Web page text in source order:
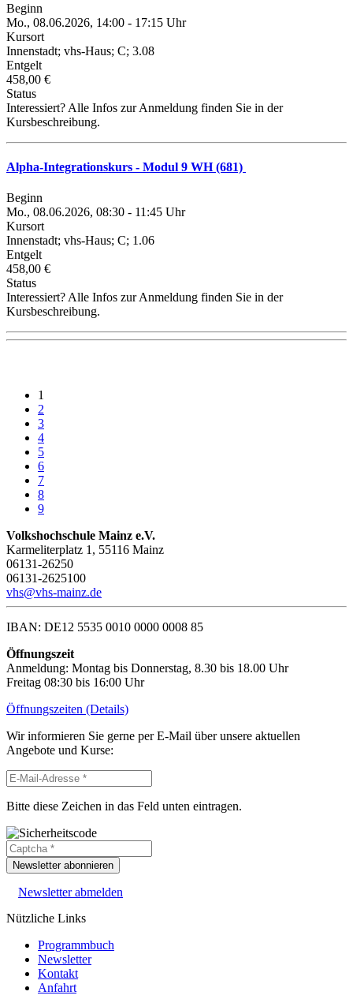
Beginn
Mo., 08.06.2026, 14:00 - 17:15 Uhr
Kursort
Innenstadt; vhs-Haus; C; 3.08
Entgelt
458,00 €
Status
Interessiert? Alle Infos zur Anmeldung finden Sie in der
Kursbeschreibung.
Alpha-Integrationskurs - Modul 9 WH (681)
Beginn
Mo., 08.06.2026, 08:30 - 11:45 Uhr
Kursort
Innenstadt; vhs-Haus; C; 1.06
Entgelt
458,00 €
Status
Interessiert? Alle Infos zur Anmeldung finden Sie in der
Kursbeschreibung.
1
2
3
4
5
6
7
8
9
Volkshochschule Mainz e.V.
Karmeliterplatz 1, 55116 Mainz
06131-26250
06131-2625100
vhs@vhs-mainz.de
IBAN: DE12 5535 0010 0000 0008 85
Öffnungszeit
Anmeldung: Montag bis Donnerstag, 8.30 bis 18.00 Uhr
Freitag 08:30 bis 16:00 Uhr
Öffnungszeiten (Details)
Wir informieren Sie gerne per E-Mail über unsere aktuellen
Angebote und Kurse:
Bitte diese Zeichen in das Feld unten eintragen.
Newsletter abonnieren
Newsletter abmelden
Nützliche Links
Programmbuch
Newsletter
Kontakt
Anfahrt